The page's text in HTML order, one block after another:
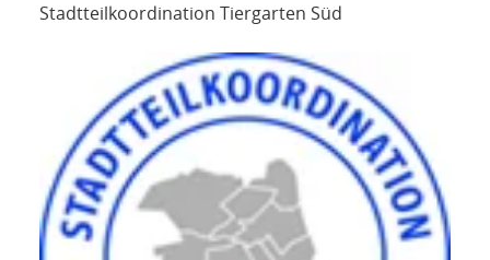
Stadtteilkoordination Tiergarten Süd